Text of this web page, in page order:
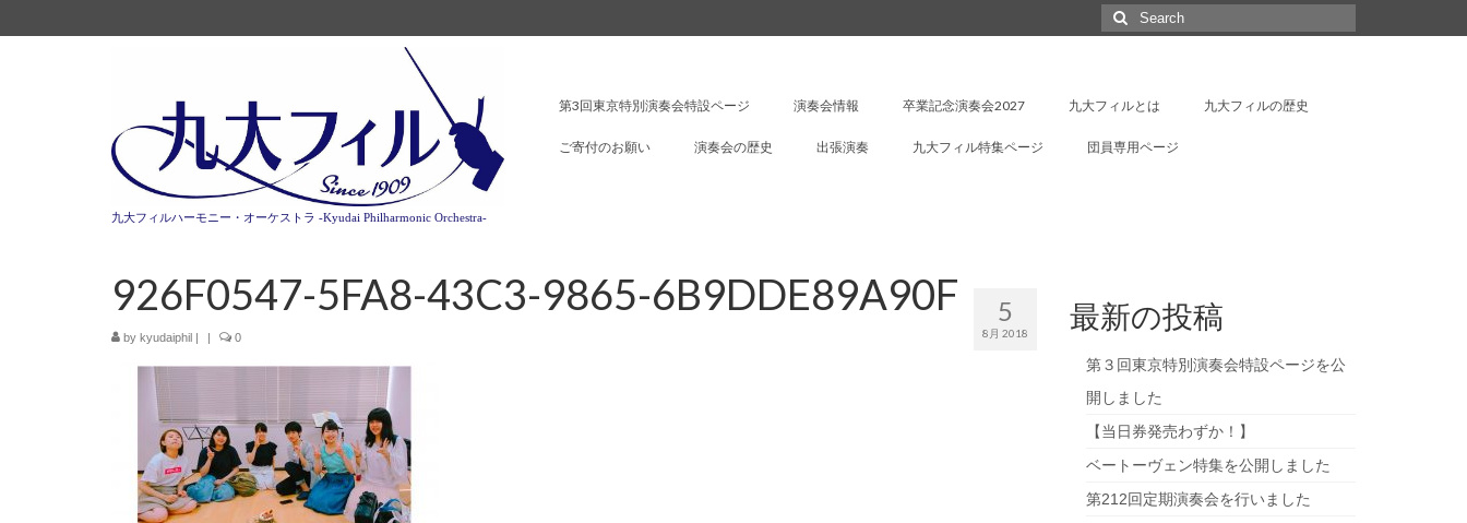
Search
for:
九大フィルハーモニー・オーケストラ -Kyudai Philharmonic Orchestra-
第3回東京特別演奏会特設ページ 演奏会情報 卒業記念演奏会2027 九大フィルとは 九大フィルの歴史
ご寄付のお願い 演奏会の歴史 出張演奏 九大フィル特集ページ 団員専用ページ
5
8月 2018
926F0547-5FA8-43C3-9865-6B9DDE89A90F
by kyudaiphil | | 0
最新の投稿
第３回東京特別演奏会特設ページを公
開しました
【当日券発売わずか！】
ベートーヴェン特集を公開しました
第212回定期演奏会を行いました